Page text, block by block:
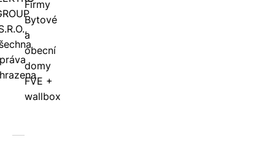
Firmy
Bytové
a
obecní
domy
FVE +
wallbox